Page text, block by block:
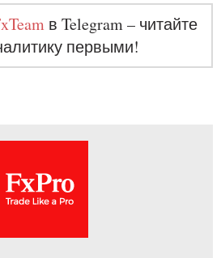
в Telegram – читайте
первыми!